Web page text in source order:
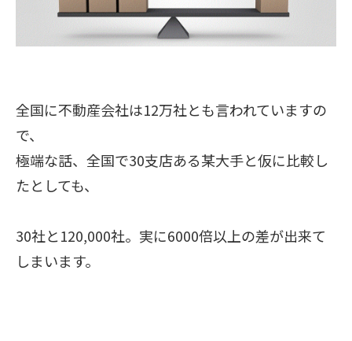
全国に不動産会社は12万社とも言われていますの
で、
極端な話、 全国で30支店ある某大手と仮に比較し
たとしても、
30社と120,000社。実に6000倍以上の差が出来て
しまいます。